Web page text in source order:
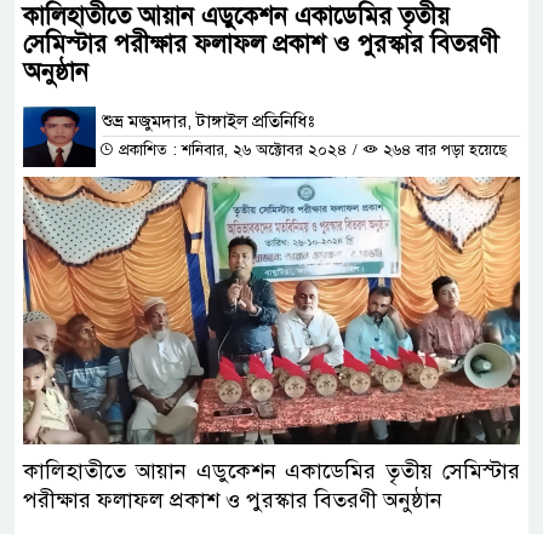
কালিহাতীতে আয়ান এডুকেশন একাডেমির তৃতীয়
সেমিস্টার পরীক্ষার ফলাফল প্রকাশ ও পুরস্কার বিতরণী
অনুষ্ঠান
শুভ্র মজুমদার, টাঙ্গাইল প্রতিনিধিঃ
প্রকাশিত : শনিবার, ২৬ অক্টোবর ২০২৪ / ২৬৪ বার পড়া হয়েছে
কালিহাতীতে আয়ান এডুকেশন একাডেমির তৃতীয় সেমিস্টার
পরীক্ষার ফলাফল প্রকাশ ও পুরস্কার বিতরণী অনুষ্ঠান